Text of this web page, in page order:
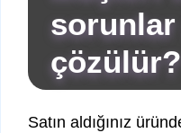
sorunlar
çözülür?
Satın aldığınız